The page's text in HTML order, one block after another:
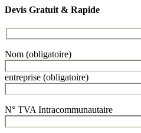
Devis Gratuit & Rapide
Nom (obligatoire)
entreprise (obligatoire)
N° TVA Intracommunautaire